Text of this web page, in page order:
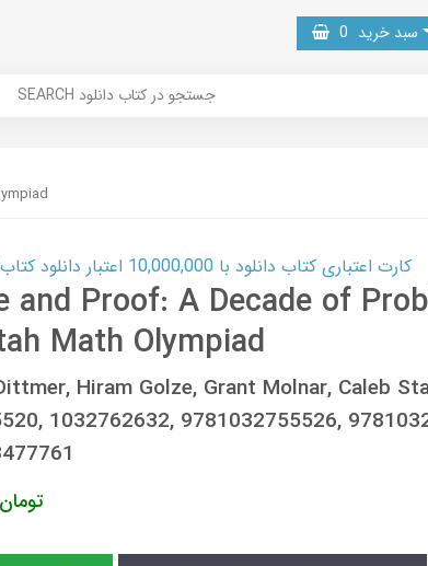
سبد خرید 0
SEARCH جستجو در کتاب دانلود
کارت اعتباری کتاب دانلود با 10,000,000 اعتبار دانلود کتاب! کلیک کنید
and Proof: A Decade of
Math Olympiad
Hiram Golze, Grant Molnar, Caleb
1032762632, 9781032755526,
تومان